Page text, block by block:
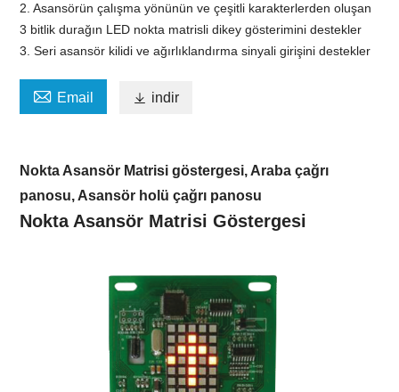
2. Asansörün çalışma yönünün ve çeşitli karakterlerden oluşan
3 bitlik durağın LED nokta matrisli dikey gösterimini destekler
3. Seri asansör kilidi ve ağırlıklandırma sinyali girişini destekler
 Email  indir
Nokta Asansör Matrisi göstergesi, Araba çağrı
panosu, Asansör holü çağrı panosu
Nokta Asansör Matrisi Göstergesi